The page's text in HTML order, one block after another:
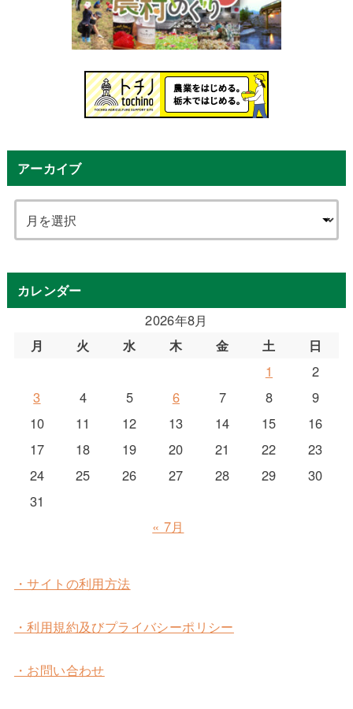
アーカイブ
カレンダー
2026年8月
月
火 水 木 金 土
日
1
2
3
4 5 6 7 8
9
10
11 12 13 14 15
16
17
18 19 20 21 22
23
24
25 26 27 28 29
30
31
« 7月
・サイトの利用方法
・利用規約及びプライバシーポリシー
・お問い合わせ